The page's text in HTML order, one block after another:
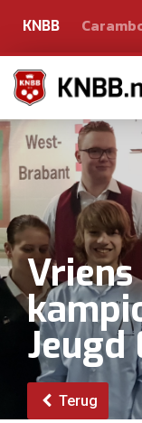
KNBB
Jeugd
Terug